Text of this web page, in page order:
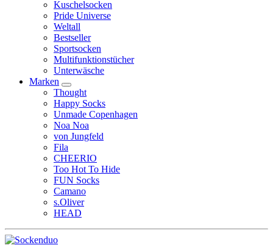
Kuschelsocken
Pride Universe
Weltall
Bestseller
Sportsocken
Multifunktionstücher
Unterwäsche
Marken
Thought
Happy Socks
Unmade Copenhagen
Noa Noa
von Jungfeld
Fila
CHEERIO
Too Hot To Hide
FUN Socks
Camano
s.Oliver
HEAD